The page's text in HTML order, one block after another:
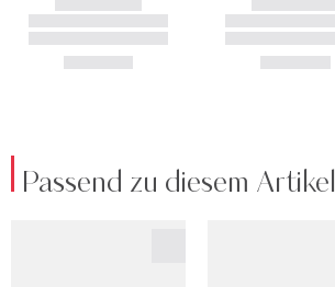
Passend zu diesem Artikel